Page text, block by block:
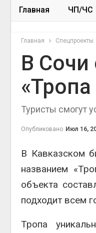
Главная ЧП/ЧС
Главная Спецпроекты
В Сочи
«Тропа
Туристы смогут
Опубликовано Июл 16,
В Кавказском
названием
объекта
подходит всем
Тропа